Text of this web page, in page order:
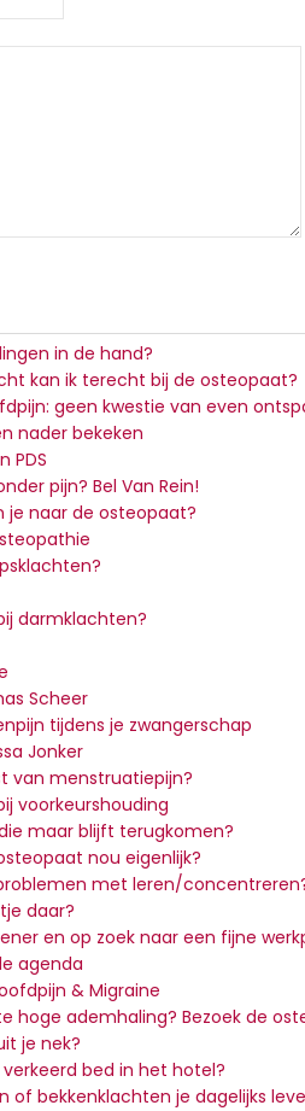
in de hand?
kan ik terecht bij de osteopaat?
geen kwestie van even
nader bekeken
PDS
pijn? Bel Van Rein!
je naar de osteopaat?
darmklachten?
Scheer
tijdens je zwangerschap
Jonker
van menstruatiepijn?
voorkeurshouding
maar blijft terugkomen?
nou eigenlijk?
met leren/
daar?
en op zoek naar een fijne
agenda
& Migraine
hoge ademhaling? Bezoek de
je nek?
bed in het hotel?
of bekkenklachten je dagelijks